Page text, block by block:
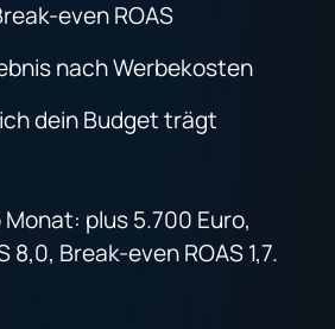
even ROAS
nach Werbekosten
dein Budget trägt